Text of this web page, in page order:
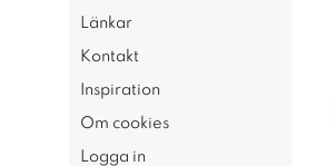
Länkar
Kontakt
Inspiration
Om cookies
Logga in